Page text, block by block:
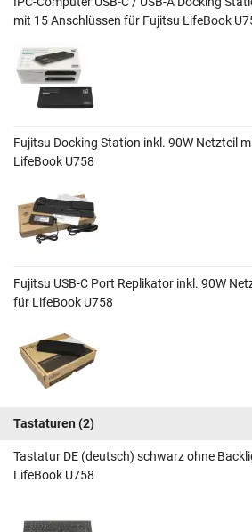
mit 15 Anschlüssen für Fujitsu LifeBook
Fujitsu Docking Station inkl. 90W Netzteil
LifeBook U758
Fujitsu USB-C Port Replikator inkl. 90W
für LifeBook U758
Tastaturen (2)
Tastatur DE (deutsch) schwarz ohne
LifeBook U758